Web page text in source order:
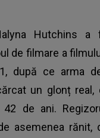
Hutchins a
de filmare a
după ce arma
un glonț real,
42 de ani.
asemenea rănit,